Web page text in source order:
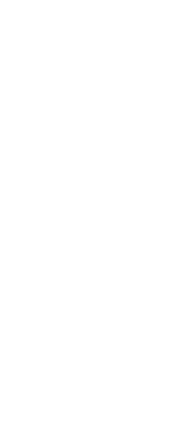
সাচিং প্রু জেরী